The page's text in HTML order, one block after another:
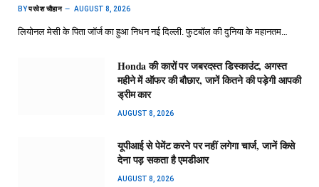
BYपरवेश चौहान AUGUST 8, 2026
लियोनल मेसी के पिता जॉर्ज का हुआ निधन नई दिल्ली. फुटबॉल की दुनिया के महानतम…
Honda की कारों पर जबरदस्त डिस्काउंट, अगस्त
महीने में ऑफर की बौछार, जानें कितने की पड़ेगी आपकी
ड्रीम कार
AUGUST 8, 2026
यूपीआई से पेमेंट करने पर नहीं लगेगा चार्ज, जानें किसे
देना पड़ सकता है एमडीआर
AUGUST 8, 2026